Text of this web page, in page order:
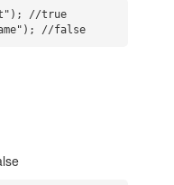
//true
//false